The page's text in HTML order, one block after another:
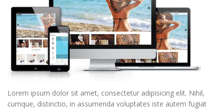
Lorem ipsum dolor sit amet, consectetur adipisicing elit. Nihil,
cumque, distinctio, in assumenda voluptates iste autem fugiat